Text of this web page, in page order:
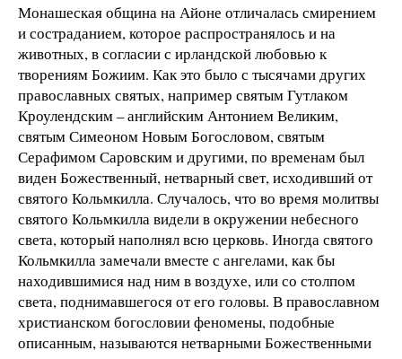
Монашеская община на Айоне отличалась смирением
и состраданием, которое распространялось и на
животных, в согласии с ирландской любовью к
творениям Божиим. Как это было с тысячами других
православных святых, например святым Гутлаком
Кроулендским – английским Антонием Великим,
святым Симеоном Новым Богословом, святым
Серафимом Саровским и другими, по временам был
виден Божественный, нетварный свет, исходивший от
святого Кольмкилла. Случалось, что во время молитвы
святого Кольмкилла видели в окружении небесного
света, который наполнял всю церковь. Иногда святого
Кольмкилла замечали вместе с ангелами, как бы
находившимися над ним в воздухе, или со столпом
света, поднимавшегося от его головы. В православном
христианском богословии феномены, подобные
описанным, называются нетварными Божественными